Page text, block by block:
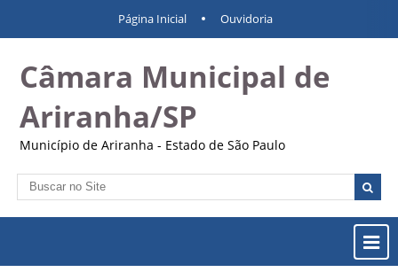
Página Inicial Ouvidoria
Câmara Municipal de
Ariranha/SP
Município de Ariranha - Estado de São Paulo
Busca
ou